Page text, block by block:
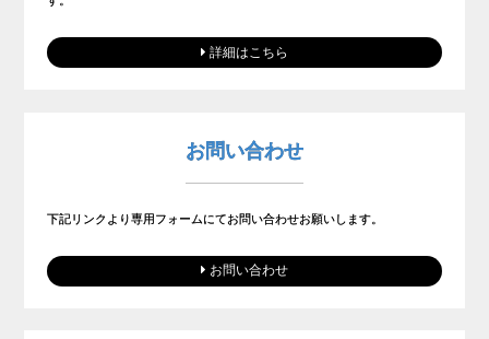
詳細はこちら
お問い合わせ
下記リンクより専用フォームにてお問い合わせお願いします。
お問い合わせ